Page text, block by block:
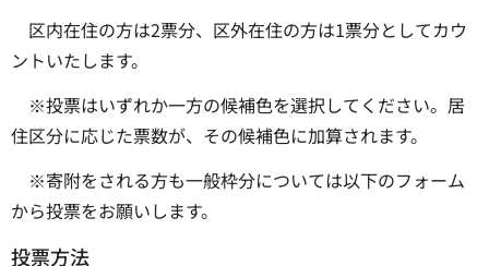
区内在住の方は2票分、区外在住の方は1票分としてカウ
ントいたします。
※投票はいずれか一方の候補色を選択してください。居
住区分に応じた票数が、その候補色に加算されます。
※寄附をされる方も一般枠分については以下のフォーム
から投票をお願いします。
投票方法